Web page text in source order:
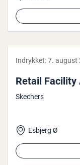
Indrykket:7. august
Retail
Skechers
Esbjerg Ø